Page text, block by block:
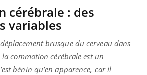
cérébrale : des
variables
brusque du cerveau dans
commotion cérébrale est un
bénin qu’en apparence, car il